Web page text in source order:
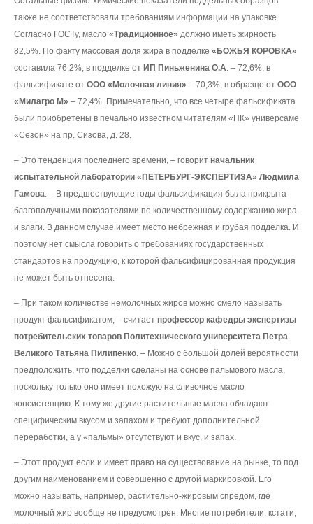
также не соответствовали требованиям информации на упаковке.
Согласно ГОСТу, масло «Традиционное» должно иметь жирность
82,5%. По факту массовая доля жира в подделке «БОЖЬЯ КОРОВКА»
составила 76,2%, в подделке от ИП Пиньженина О.А. – 72,6%, в
фальсификате от ООО «Молочная линия» – 70,3%, в образце от ООО
«Милагро М» – 72,4%. Примечательно, что все четыре фальсификата
были приобретены в печально известном читателям «ПК» универсаме
«Сезон» на пр. Сизова, д. 28.
– Это тенденция последнего времени, – говорит начальник
испытательной лаборатории «ПЕТЕРБУРГ-ЭКСПЕРТИЗА» Людмила
Гамова. – В предшествующие годы фальсификация была прикрыта
благополучными показателями по количественному содержанию жира
и влаги. В данном случае имеет место небрежная и грубая подделка. И
поэтому нет смысла говорить о требованиях государственных
стандартов на продукцию, к которой фальсифицированная продукция
не может быть отнесена.
– При таком количестве немолочных жиров можно смело называть
продукт фальсификатом, – считает профессор кафедры экспертизы
потребительских товаров Политехнического университета Петра
Великого Татьяна Пилипенко. – Можно с большой долей вероятности
предположить, что подделки сделаны на основе пальмового масла,
поскольку только оно имеет похожую на сливочное масло
консистенцию. К тому же другие растительные масла обладают
специфическим вкусом и запахом и требуют дополнительной
переработки, а у «пальмы» отсутствуют и вкус, и запах.
– Этот продукт если и имеет право на существование на рынке, то под
другим наименованием и совершенно с другой маркировкой. Его
можно называть, например, растительно-жировым спредом, где
молочный жир вообще не предусмотрен. Многие потребители, кстати,